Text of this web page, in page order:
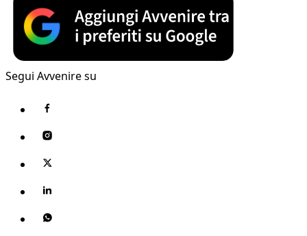
Segui Avvenire su